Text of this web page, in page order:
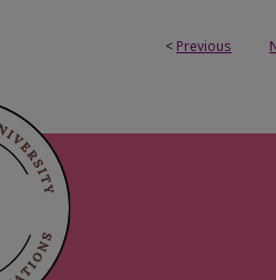
< Previous